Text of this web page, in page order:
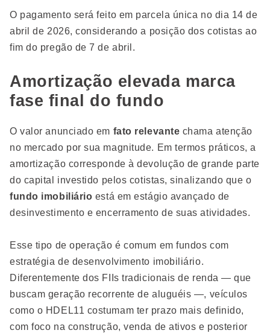
O pagamento será feito em parcela única no dia 14 de
abril de 2026, considerando a posição dos cotistas ao
fim do pregão de 7 de abril.
Amortização elevada marca
fase final do fundo
O valor anunciado em fato relevante chama atenção
no mercado por sua magnitude. Em termos práticos, a
amortização corresponde à devolução de grande parte
do capital investido pelos cotistas, sinalizando que o
fundo imobiliário está em estágio avançado de
desinvestimento e encerramento de suas atividades.
Esse tipo de operação é comum em fundos com
estratégia de desenvolvimento imobiliário.
Diferentemente dos FIIs tradicionais de renda — que
buscam geração recorrente de aluguéis —, veículos
como o HDEL11 costumam ter prazo mais definido,
com foco na construção, venda de ativos e posterior